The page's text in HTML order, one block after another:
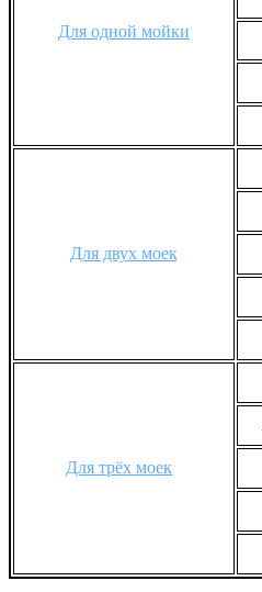
Для одной мойки
Для двух моек
Для трёх моек